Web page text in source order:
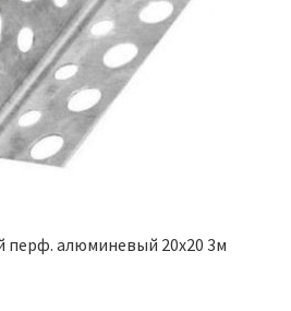
перф. алюминевый 20х20 3м